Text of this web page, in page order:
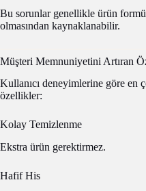
Bu sorunlar genellikle ürün
olmasından kaynaklanabilir.
Müşteri Memnuniyetini Artıran
Kullanıcı deneyimlerine göre en
özellikler:
Kolay Temizlenme
Ekstra ürün gerektirmez.
Hafif His